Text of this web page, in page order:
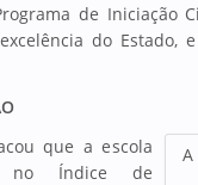
de Iniciação
do Estado,
A
que a escola
Índice de